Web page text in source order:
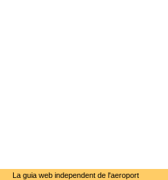
La guia web independent de l'aeroport